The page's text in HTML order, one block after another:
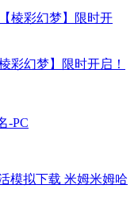
彩幻梦】限时开启！
-PC
米姆米姆哈